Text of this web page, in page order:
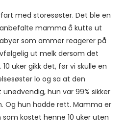
med storesøster. Det ble en
mamma å kutte ut
som ammer reagerer på
ut melk dersom det
uker gikk det, før vi skulle en
lo og sa at den
hun var 99% sikker
Og hun hadde rett. Mamma er
kostet henne 10 uker uten